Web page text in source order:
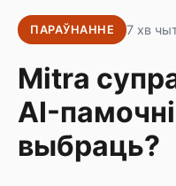
ПАРАЎНАННЕ 7 хв
Mitra
AI-
выбраць?